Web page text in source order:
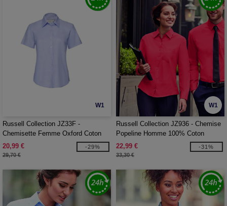
W1
Russell Collection JZ33F -
Chemisette Femme Oxford Coton
20,99 €
29,70 €
-29%
W1
Russell Collection JZ936 - Chemise
Popeline Homme 100% Coton
22,99 €
33,30 €
-31%